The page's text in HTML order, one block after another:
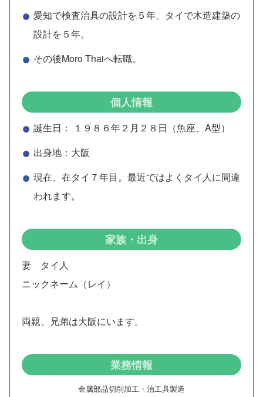
愛知で検査治具の設計を５年、タイで木造建築の
設計を５年。
その後Moro Thaiへ転職。
個人情報
誕生日： １９８６年２月２８日（魚座、A型）
出身地：大阪
現在、在タイ７年目。最近ではよくタイ人に間違
われます。
業務情報
金属部品切削加工・治工具製造
家族・出身
妻 タイ人
ニックネーム（レイ）
両親、兄弟は大阪にいます。